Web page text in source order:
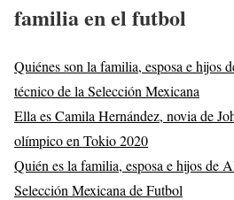
familia en el futbol
Quiénes son la familia, esposa e hijos
técnico de la Selección Mexicana
Ella es Camila Hernández, novia de
olímpico en Tokio 2020
Quién es la familia, esposa e hijos de
Selección Mexicana de Futbol